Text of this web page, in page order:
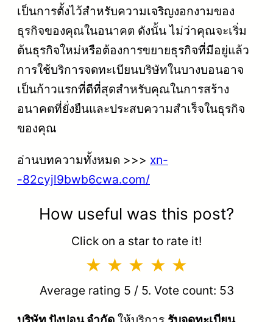
เป็นการตั้งไว้สำหรับความเจริญงอกงามของ
ธุรกิจของคุณในอนาคต ดังนั้น ไม่ว่าคุณจะเริ่ม
ต้นธุรกิจใหม่หรือต้องการขยายธุรกิจที่มีอยู่แล้ว
การใช้บริการจดทะเบียนบริษัทในบางบอนอาจ
เป็นก้าวแรกที่ดีที่สุดสำหรับคุณในการสร้าง
อนาคตที่ยั่งยืนและประสบความสำเร็จในธุรกิจ
ของคุณ
อ่านบทความทั้งหมด >>> xn-
-82cyjl9bwb6cwa.com/
How useful was this post?
Click on a star to rate it!
Average rating 5 / 5. Vote count: 53